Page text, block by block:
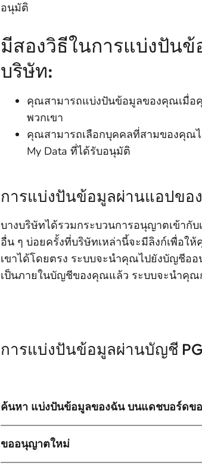
อนุมัติ
มีสองวิธีในการแบ่งปัน
บริษัท:
คุณสามารถแบ่งปันข้อมูลของคุณเมื่อ
พวกเขา
คุณสามารถเลือกบุคคลที่สามของคุณไ
My Data ที่ได้รับอนุมัติ
การแบ่งปันข้อมูลผ่านแอปขอ
บางบริษัทได้รวมกระบวนการอนุญาตเข้ากั
อื่น ๆ บ่อยครั้งที่บริษัทเหล่านี้จะมีลิงก์เพื่อ
เขาได้โดยตรง ระบบจะนําคุณไปยังบัญชีอ
เป็นภายในบัญชีของคุณแล้ว ระบบจะนําคุณ
การแบ่งปันข้อมูลผ่านบัญชี
ค้นหา แบ่งปันข้อมูลของฉัน บนแดชบอร์ดข
ขออนุญาตใหม่